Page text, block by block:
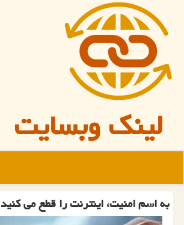
لینک وبسایت
به اسم امنیت، اینترنت را قطع می کنید